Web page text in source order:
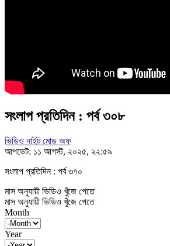
সংলাপ প্রতিদিন : পর্ব ৩০৮
ভিডিও নাইট মোড অফ
আপডেট: ১১ আগস্ট, ২০২৫, ২২:৫৯
সংলাপ প্রতিদিন : পর্ব ৩৭০
মাস অনুযায়ী ভিডিও খুঁজে পেতে
মাস অনুযায়ী ভিডিও খুঁজে পেতে
Month
Year